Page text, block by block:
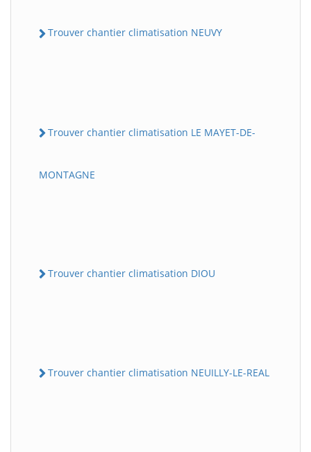
Trouver chantier climatisation NEUVY
Trouver chantier climatisation LE MAYET-DE-
MONTAGNE
Trouver chantier climatisation DIOU
Trouver chantier climatisation NEUILLY-LE-REAL